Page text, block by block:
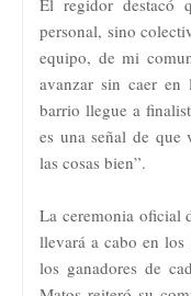
personal, sino
equipo, de mi
avanzar sin caer
barrio llegue a
es una señal de que
las cosas bien”.
La ceremonia oficial
llevará a cabo en los
los ganadores de